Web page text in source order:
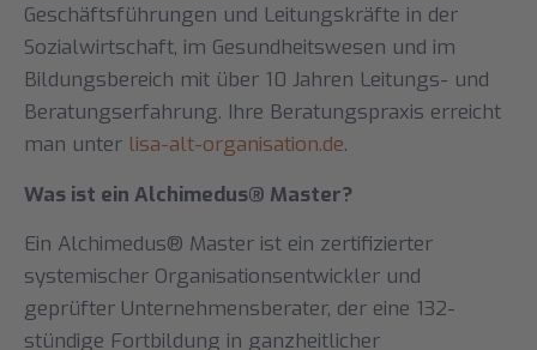
Geschäftsführungen und Leitungskräfte in der
Sozialwirtschaft, im Gesundheitswesen und im
Bildungsbereich mit über 10 Jahren Leitungs- und
Beratungserfahrung. Ihre Beratungspraxis erreicht
man unter lisa-alt-organisation.de.
Was ist ein Alchimedus® Master?
Ein Alchimedus® Master ist ein zertifizierter
systemischer Organisationsentwickler und
geprüfter Unternehmensberater, der eine 132-
stündige Fortbildung in ganzheitlicher